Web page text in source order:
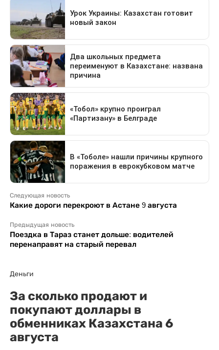
Следующая новость
Какие дороги перекроют в Астане 9 августа
Предыдущая новость
Поездка в Тараз станет дольше: водителей
перенаправят на старый перевал
Деньги
За сколько продают и
покупают доллары в
обменниках Казахстана 6
августа